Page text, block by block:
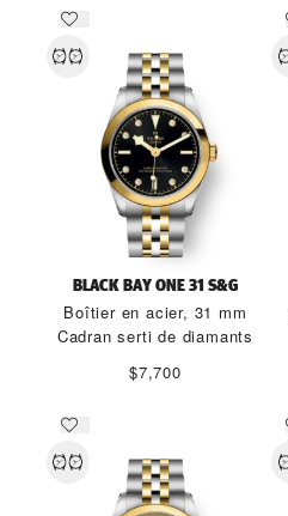
BLACK BAY ONE 31 S&G
Boîtier en acier, 31 mm
Cadran serti de diamants
$7,700